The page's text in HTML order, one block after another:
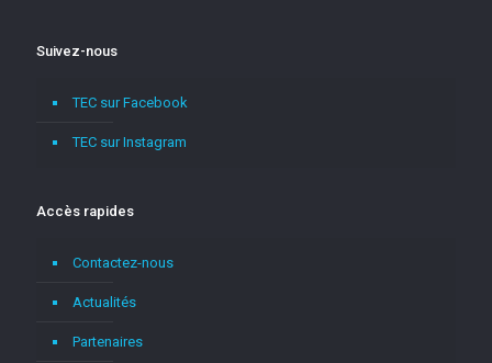
Suivez-nous
TEC sur Facebook
TEC sur Instagram
Accès rapides
Contactez-nous
Actualités
Partenaires